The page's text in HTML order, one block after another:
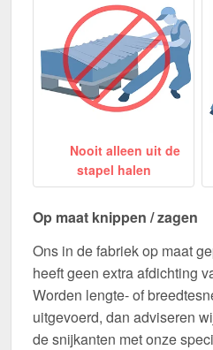
Nooit alleen uit de
stapel halen
Op maat knippen / zagen
Ons in de fabriek op maat
heeft geen extra afdichting
Worden lengte- of
uitgevoerd, dan adviseren
de snijkanten met onze